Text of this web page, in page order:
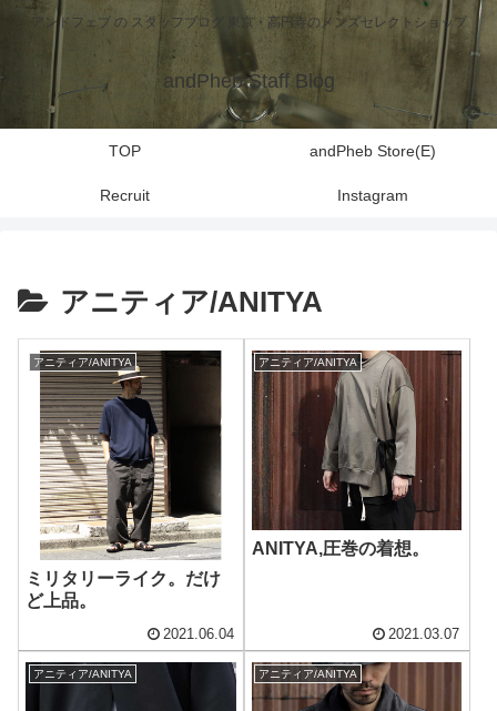
アンドフェブ の スタッフブログ 東京・高円寺のメンズセレクトショップ
andPheb Staff Blog
TOP andPheb Store(E)
Recruit Instagram
アニティア/ANITYA
アニティア/ANITYA
ミリタリーライク。だけ
ど上品。
2021.06.04
アニティア/ANITYA
ANITYA,圧巻の着想。
2021.03.07
アニティア/ANITYA アニティア/ANITYA